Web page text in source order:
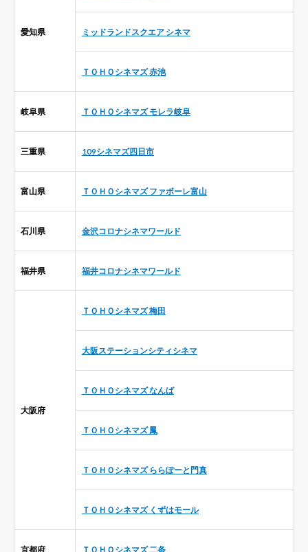
愛知県 ミッドランドスクエア シネマ
ＴＯＨＯシネマズ 赤池
岐阜県 ＴＯＨＯシネマズ モレラ岐阜
三重県 109シネマズ四日市
富山県 ＴＯＨＯシネマズ ファボーレ富山
石川県 金沢コロナシネマワールド
福井県 福井コロナシネマワールド
大阪府
ＴＯＨＯシネマズ 梅田
大阪ステーションシティシネマ
ＴＯＨＯシネマズ なんば
ＴＯＨＯシネマズ 鳳
ＴＯＨＯシネマズ ららぽーと門真
ＴＯＨＯシネマズ くずはモール
京都府 ＴＯＨＯシネマズ 二条